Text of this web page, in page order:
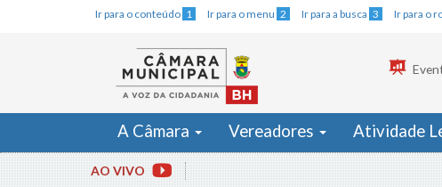
Ir para o conteúdo 1 Ir para o menu 2 Ir para a busca 3 Ir para o
A Câmara Vereadores Atividade
AO VIVO